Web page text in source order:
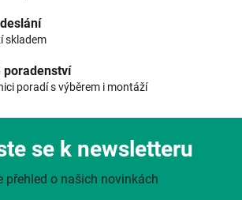
skladem
poradenství
poradí s výběrem i montáží
se k newsletteru
přehled o našich novinkách